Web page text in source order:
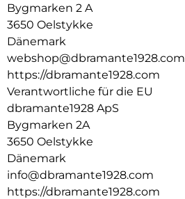
Bygmarken 2 A
3650 Oelstykke
Dänemark
webshop@dbramante1928.com
https://dbramante1928.com
Verantwortliche für die EU
dbramante1928 ApS
Bygmarken 2A
3650 Oelstykke
Dänemark
info@dbramante1928.com
https://dbramante1928.com